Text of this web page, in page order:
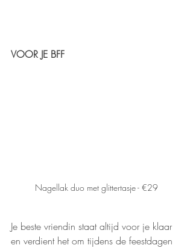
VOOR JE BFF
Nagellak duo met glittertasje - €29
Je beste vriendin staat altijd voor je klaar
en verdient het om tijdens de feestdagen